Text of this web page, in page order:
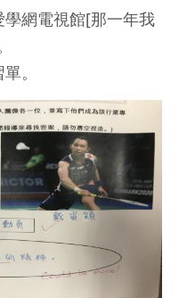
網電視館[那一年我
。